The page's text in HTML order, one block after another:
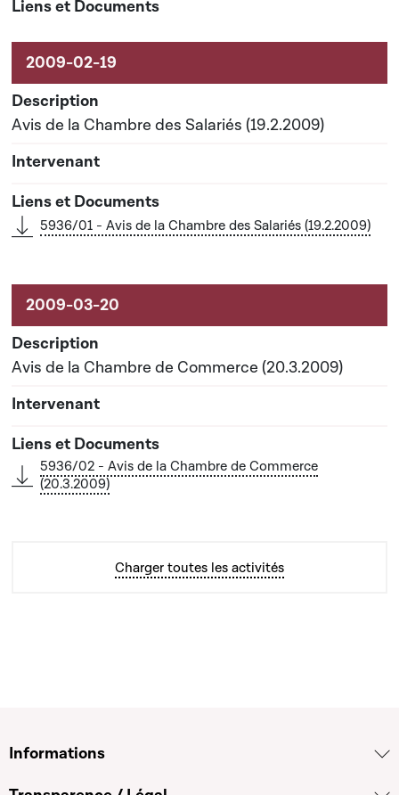
Avis de la Chambre des Salariés (19.2.2009)
5936/01 - Avis de la Chambre des Salariés (19.2.2009)
Avis de la Chambre de Commerce (20.3.2009)
5936/02 - Avis de la Chambre de Commerce
(20.3.2009)
Charger toutes les activités
Informations